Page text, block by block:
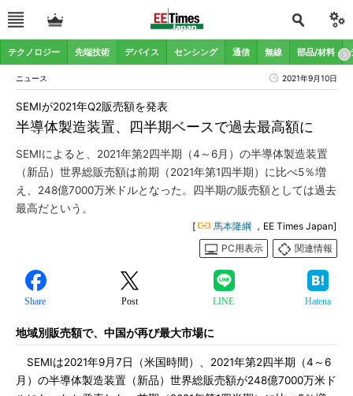
テクノロジー 先端技術 デバイス センシング 通信 無線 部品/材料
ニュース 2021年9月10日
半導体製造装置、四半期ベースで過去最高額に
SEMIが2021年Q2販売額を発表
SEMIによると、2021年第2四半期（4～6月）の半導体製造装置
（新品）世界総販売額は前期（2021年第1四半期）に比べ5％増
え、248億7000万米ドルとなった。四半期の販売額としては過去
最高だという。
[ 馬本隆綱 ，EE Times Japan]
PC用表示
関連情報
Share Post LINE Hatena
地域別販売額で、中国が再び最大市場に
SEMIは2021年9月7日（米国時間）、2021年第2四半期（4～6
月）の半導体製造装置（新品）世界総販売額が248億7000万米ド